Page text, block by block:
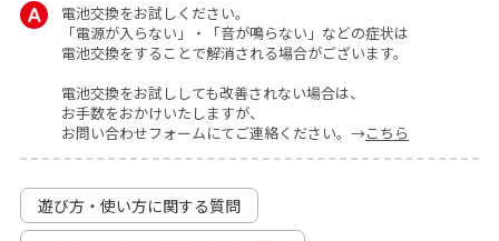
電池交換をお試しください。
「電源が入らない」・「音が鳴らない」などの症状は
電池交換をすることで解消される場合がございます。
電池交換をお試ししても改善されない場合は、
お手数をおかけいたしますが、
お問い合わせフォームにてご連絡ください。→こちら
遊び方・使い方に関する質問